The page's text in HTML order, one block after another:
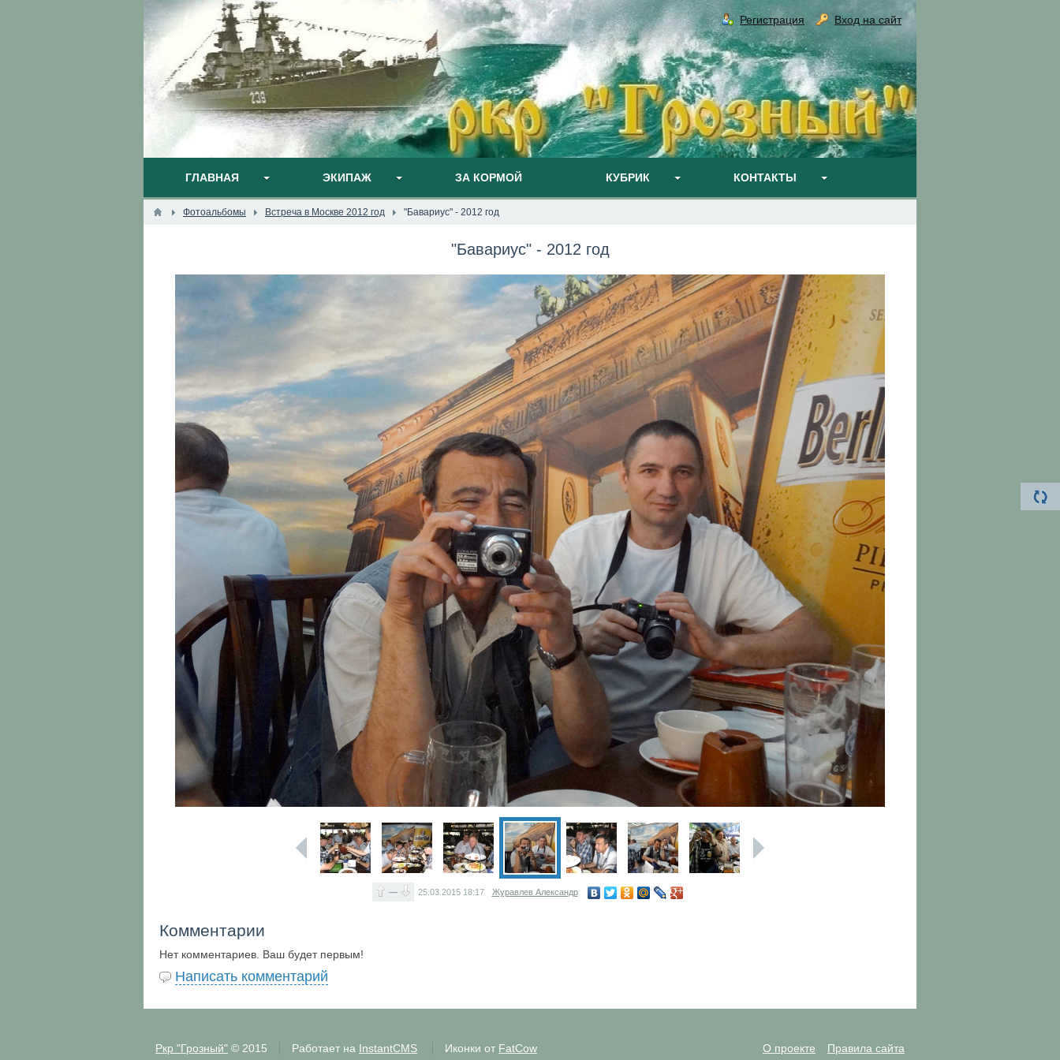
Регистрация Вход на сайт
ГЛАВНАЯ ЭКИПАЖ ЗА КОРМОЙ КУБРИК КОНТАКТЫ
Фотоальбомы Встреча в Москве 2012 год "Бавариус" - 2012 год
"Бавариус" - 2012 год
— 25.03.2015 18:17 Журавлев Александр
Комментарии
Нет комментариев. Ваш будет первым!
Написать комментарий
Ркр "Грозный" © 2015 Работает на InstantCMS Иконки от FatCow О проекте Правила сайта